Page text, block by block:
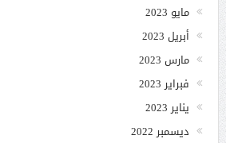
مايو 2023
أبريل 2023
مارس 2023
فبراير 2023
يناير 2023
ديسمبر 2022